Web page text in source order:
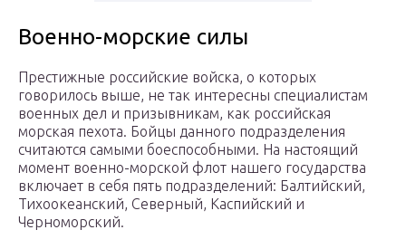
Военно-морские силы
Престижные российские войска, о которых
говорилось выше, не так интересны специалистам
военных дел и призывникам, как российская
морская пехота. Бойцы данного подразделения
считаются самыми боеспособными. На настоящий
момент военно-морской флот нашего государства
включает в себя пять подразделений: Балтийский,
Тихоокеанский, Северный, Каспийский и
Черноморский.